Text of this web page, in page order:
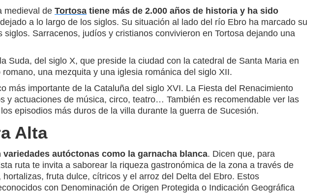
medieval de Tortosa tiene más de 2.000 años de historia y ha sido
a lo largo de los siglos. Su situación al lado del río Ebro ha marcado su
Sarracenos, judíos y cristianos convivieron en Tortosa dejando una
Suda, del siglo X, que preside la ciudad con la catedral de Santa Maria en
una mezquita y una iglesia románica del siglo XII.
más importante de la Cataluña del siglo XVI. La Fiesta del Renacimiento
y actuaciones de música, circo, teatro… También es recomendable ver las
episodios más duros de la villa durante la guerra de Sucesión.
Alta
autóctonas como la garnacha blanca. Dicen que, para
ruta te invita a saborear la riqueza gastronómica de la zona a través de
fruta dulce, cítricos y el arroz del Delta del Ebro. Estos
con Denominación de Origen Protegida o Indicación Geográfica